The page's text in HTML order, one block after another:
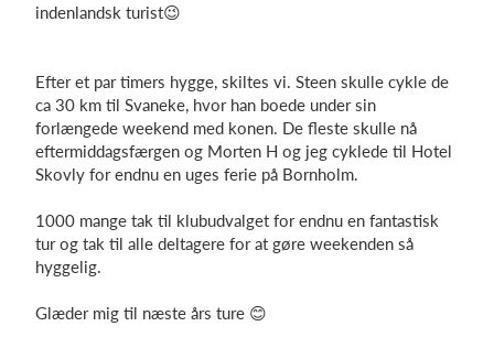
indenlandsk turist😉
Efter et par timers hygge, skiltes vi. Steen skulle cykle de
ca 30 km til Svaneke, hvor han boede under sin
forlængede weekend med konen. De fleste skulle nå
eftermiddagsfærgen og Morten H og jeg cyklede til Hotel
Skovly for endnu en uges ferie på Bornholm.
1000 mange tak til klubudvalget for endnu en fantastisk
tur og tak til alle deltagere for at gøre weekenden så
hyggelig.
Glæder mig til næste års ture 😊